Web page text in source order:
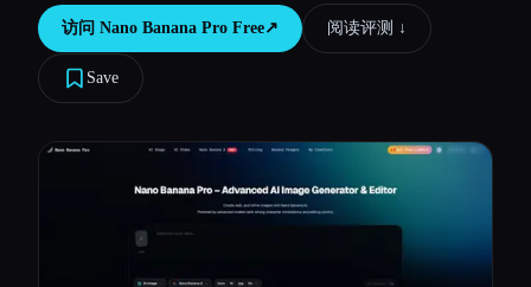
博客
比较工具
访问 Nano Banana Pro Free↗︎ 阅读评测 ↓︎
Save